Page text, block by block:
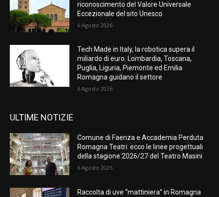
riconoscimento del Valore Universale
Eccezionale del sito Unesco
6 Agosto 2026
Tech Made in Italy, la robotica supera il
miliardo di euro. Lombardia, Toscana,
Puglia, Liguria, Piemonte ed Emilia
Romagna guidano il settore
6 Agosto 2026
ULTIME NOTIZIE
Comune di Faenza e Accademia Perduta
Romagna Teatri: ecco le linee progettuali
della stagione 2026/27 del Teatro Masini
6 Agosto 2026
Raccolta di uve “mattiniera” in Romagna